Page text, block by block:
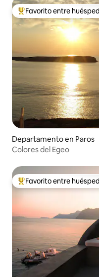
De los mejores en
Favorito entre
Departamento en Paros
Colores del Egeo
De los mejores en
Favorito entre